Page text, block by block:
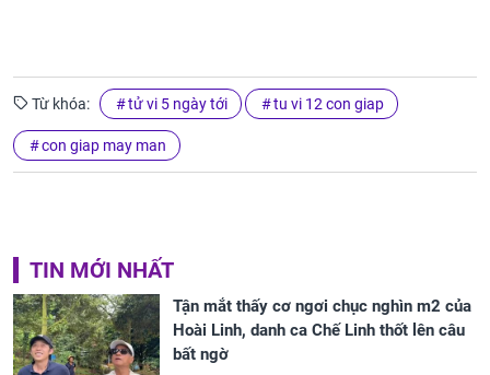
Từ khóa: tử vi 5 ngày tới tu vi 12 con giap
con giap may man
TIN MỚI NHẤT
Tận mắt thấy cơ ngơi chục nghìn m2 của
Hoài Linh, danh ca Chế Linh thốt lên câu
bất ngờ